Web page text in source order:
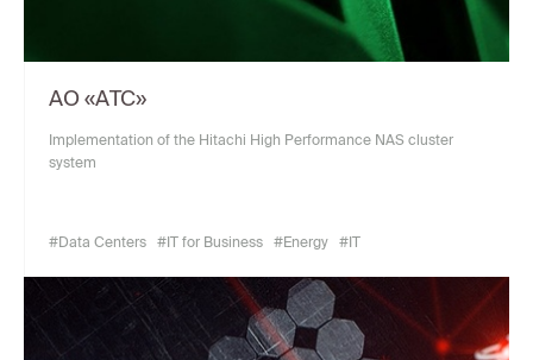
АО «АТС»
Implementation of the Hitachi High Performance NAS cluster
system
#Data Centers #IT for Business #Energy #IT